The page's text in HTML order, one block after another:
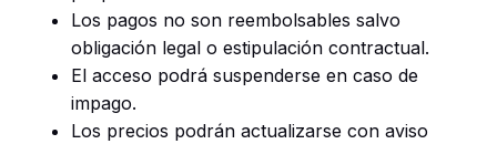
Los pagos no son reembolsables salvo
obligación legal o estipulación contractual.
El acceso podrá suspenderse en caso de
impago.
Los precios podrán actualizarse con aviso